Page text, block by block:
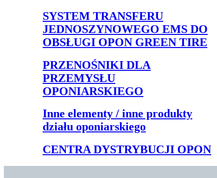
SYSTEM TRANSFERU
JEDNOSZYNOWEGO EMS DO
OBSŁUGI OPON GREEN TIRE
PRZENOŚNIKI DLA
PRZEMYSŁU
OPONIARSKIEGO
Inne elementy / inne produkty
działu oponiarskiego
CENTRA DYSTRYBUCJI OPON